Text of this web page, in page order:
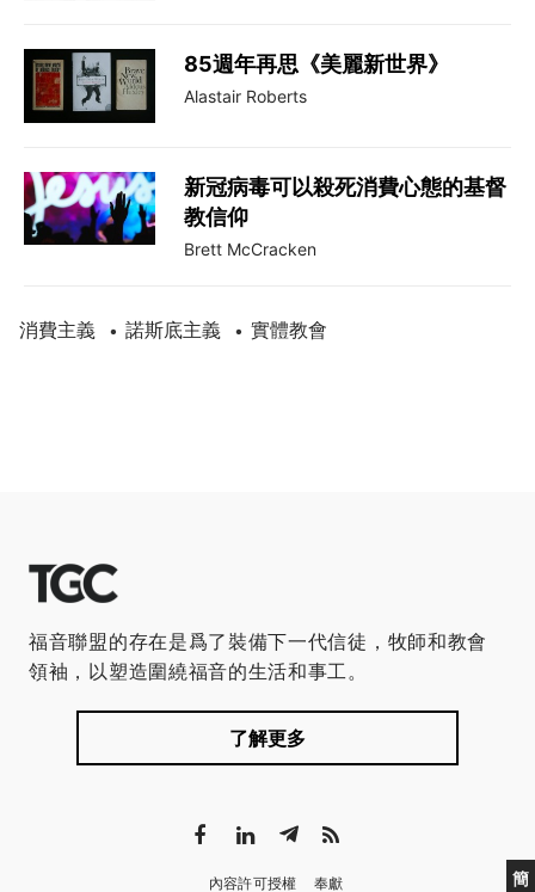
85週年再思《美麗新世界》
Alastair Roberts
新冠病毒可以殺死消費心態的基督
教信仰
Brett McCracken
消費主義 • 諾斯底主義 • 實體教會
簡
福音聯盟的存在是爲了裝備下一代信徒，牧師和教會
領袖，以塑造圍繞福音的生活和事工。
了解更多
內容許可授權 奉獻